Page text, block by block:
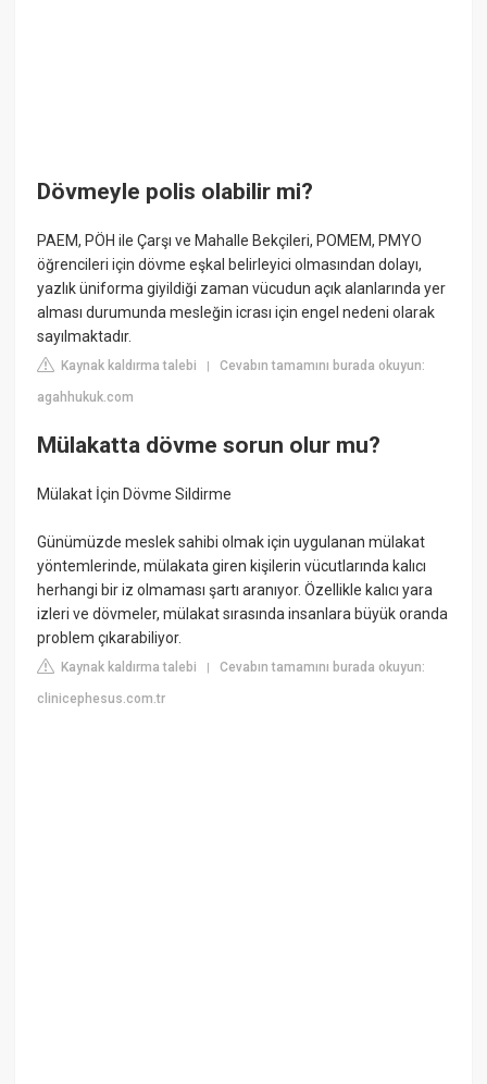
Dövmeyle polis olabilir mi?
PAEM, PÖH ile Çarşı ve Mahalle Bekçileri, POMEM, PMYO
öğrencileri için dövme eşkal belirleyici olmasından dolayı,
yazlık üniforma giyildiği zaman vücudun açık alanlarında yer
alması durumunda mesleğin icrası için engel nedeni olarak
sayılmaktadır.
Kaynak kaldırma talebi |Cevabın tamamını burada okuyun:
agahhukuk.com
Mülakatta dövme sorun olur mu?
Mülakat İçin Dövme Sildirme
Günümüzde meslek sahibi olmak için uygulanan mülakat
yöntemlerinde, mülakata giren kişilerin vücutlarında kalıcı
herhangi bir iz olmaması şartı aranıyor. Özellikle kalıcı yara
izleri ve dövmeler, mülakat sırasında insanlara büyük oranda
problem çıkarabiliyor.
Kaynak kaldırma talebi |Cevabın tamamını burada okuyun:
clinicephesus.com.tr